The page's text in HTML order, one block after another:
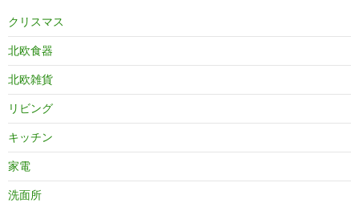
クリスマス
北欧食器
北欧雑貨
リビング
キッチン
家電
洗面所